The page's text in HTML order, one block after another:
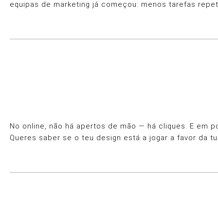
equipas de marketing já começou: menos tarefas
No online, não há apertos de mão — há cliques. E em
Queres saber se o teu design está a jogar a favor da